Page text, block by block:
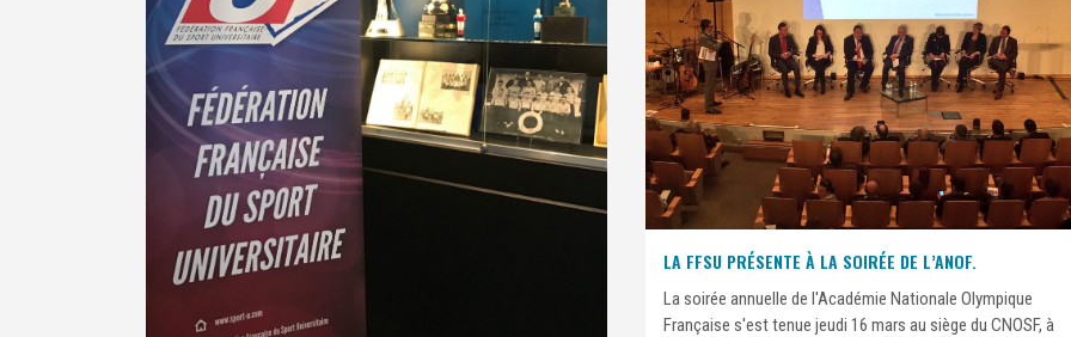
LA FFSU PRÉSENTE À LA SOIRÉE DE L’ANOF.
La soirée annuelle de l'Académie Nationale Olympique
Française s'est tenue jeudi 16 mars au siège du CNOSF, à